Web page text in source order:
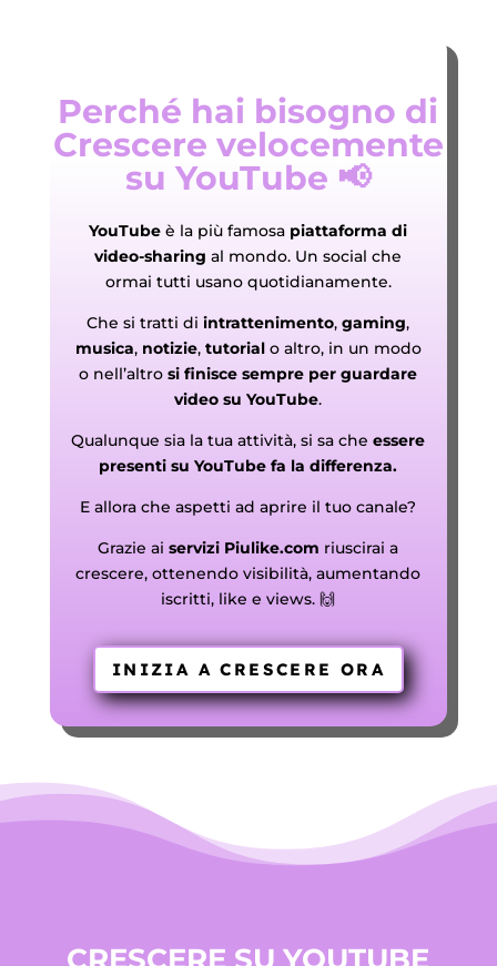
Perché hai bisogno di
Crescere velocemente
su YouTube 📢
YouTube è la più famosa piattaforma di
video-sharing al mondo. Un social che
ormai tutti usano quotidianamente.
Che si tratti diintrattenimento,gaming,
musica, notizie, tutorial o altro, in un modo
o nell’altrosi finisce sempre per guardare
video su YouTube.
Qualunque sia la tua attività, si sa cheessere
presenti su YouTube fa la differenza.
E allora che aspetti ad aprire il tuo canale?
Grazie aiservizi Piulike.com riuscirai a
crescere, ottenendo visibilità, aumentando
iscritti, like e views. 🙌
INIZIA A CRESCERE ORA